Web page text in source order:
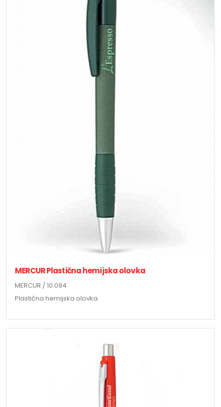
MERCUR Plastična hemijska olovka
MERCUR / 10.094
Plastična hemijska olovka